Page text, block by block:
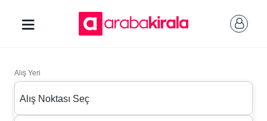
Alış Yeri
Alış Noktası Seç